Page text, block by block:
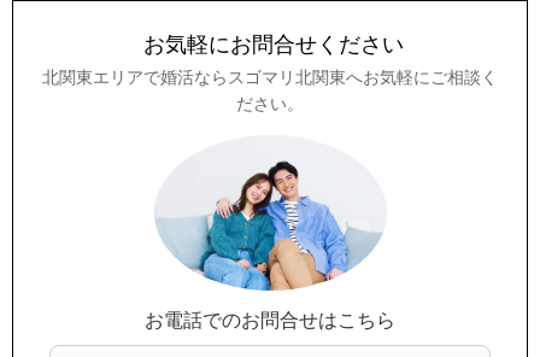
お気軽にお問合せください
北関東エリアで婚活ならスゴマリ北関東へお気軽にご相談く
ださい。
お電話でのお問合せはこちら